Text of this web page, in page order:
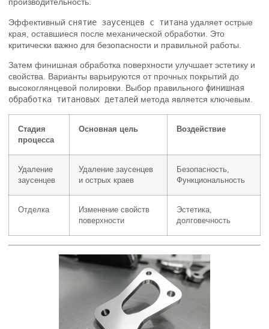
производительность.
Эффективный снятие заусенцев с титана удаляет острые
края, оставшиеся после механической обработки. Это
критически важно для безопасности и правильной работы.
Затем финишная обработка поверхности улучшает эстетику и
свойства. Варианты варьируются от прочных покрытий до
высокоглянцевой полировки. Выбор правильного финишная
обработка титановых деталей метода является ключевым.
Стадия
процесса
Основная цель Воздействие
Удаление
заусенцев
Удаление заусенцев
и острых краев
Безопасность,
Функциональность
Отделка
Изменение свойств
поверхности
Эстетика,
долговечность